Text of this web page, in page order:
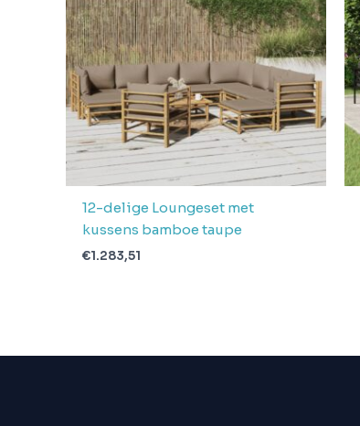
pakketten in
levering
6
Verwachte
levertijd
3 + 1 dag
12-delige Loungeset met
kussens bamboe taupe
€1.283,51